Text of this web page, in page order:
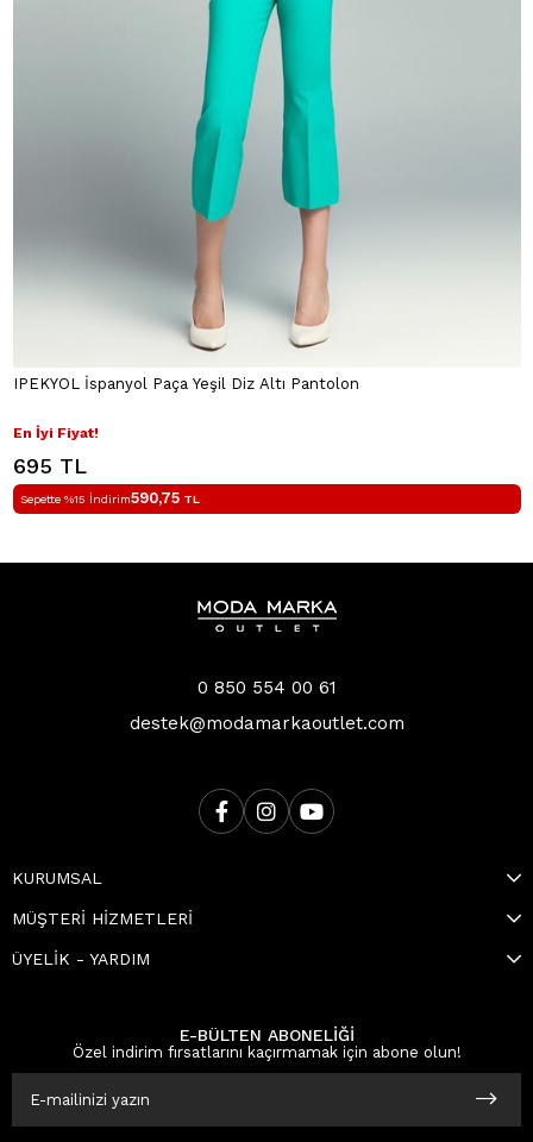
IPEKYOL İspanyol Paça Yeşil Diz Altı Pantolon
En İyi Fiyat!
695 TL
Sepette %15 İndirim590,75 TL
0 850 554 00 61
destek@modamarkaoutlet.com
KURUMSAL
MÜŞTERİ HİZMETLERİ
ÜYELİK - YARDIM
E-BÜLTEN ABONELİĞİ
Özel indirim fırsatlarını kaçırmamak için abone olun!